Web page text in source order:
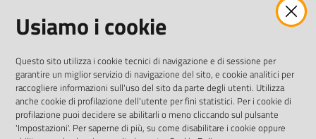
e
e
r
e
A
twitterfacebookyoutube
AREA DIPENDENTI
Posta Elettronica Aziendale
Cloud aziendale(manuale di istruzioni)
Portale del Dipendente
Usiamo i cookie
Questo sito utilizza i cookie tecnici di navigazione e di sessione per
garantire un miglior servizio di navigazione del sito, e cookie analitici per
raccogliere informazioni sull'uso del sito da parte degli utenti. Utilizza
anche cookie di profilazione dell'utente per fini statistici. Per i cookie di
profilazione puoi decidere se abilitarli o meno cliccando sul pulsante
'Impostazioni'. Per saperne di più, su come disabilitare i cookie oppure